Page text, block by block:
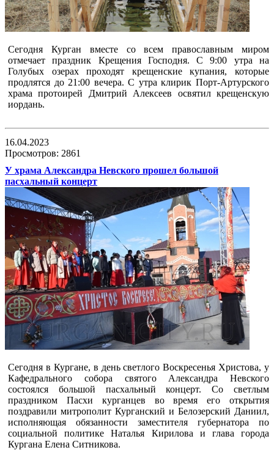
Сегодня Курган вместе со всем православным миром
отмечает праздник Крещения Господня. С 9:00 утра на
Голубых озерах проходят крещенские купания, которые
продлятся до 21:00 вечера. С утра клирик Порт-Артурского
храма протоирей Дмитрий Алексеев освятил крещенскую
иордань.
16.04.2023
Просмотров: 2861
У храма Александра Невского прошел большой
пасхальный концерт
Сегодня в Кургане, в день светлого Воскресенья Христова, у
Кафедрального собора святого Александра Невского
состоялся большой пасхальный концерт. Со светлым
праздником Пасхи курганцев во время его открытия
поздравили митрополит Курганский и Белозерский Даниил,
исполняющая обязанности заместителя губернатора по
социальной политике Наталья Кирилова и глава города
Кургана Елена Ситникова.